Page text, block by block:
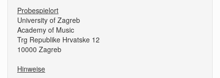
Probespielort
University of Zagreb
Academy of Music
Trg Republike Hrvatske 12
10000 Zagreb
Hinweise